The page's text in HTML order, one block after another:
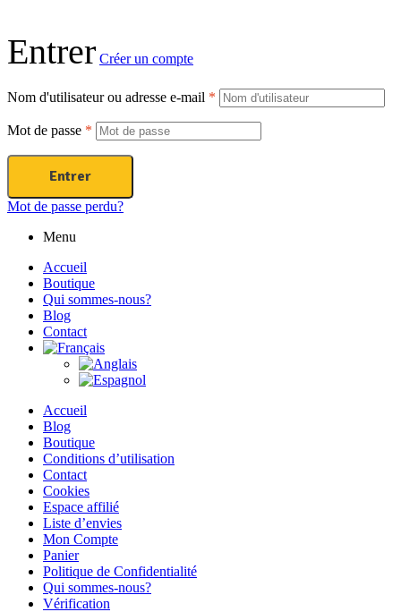
Entrer Créer un compte
Nom d'utilisateur ou adresse e-mail *
Mot de passe *
Entrer
Mot de passe perdu?
Menu
Accueil
Boutique
Qui sommes-nous?
Blog
Contact
Accueil
Blog
Boutique
Conditions d’utilisation
Contact
Cookies
Espace affilié
Liste d’envies
Mon Compte
Panier
Politique de Confidentialité
Qui sommes-nous?
Vérification